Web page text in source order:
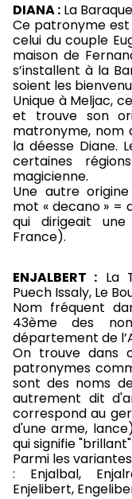
DIANA : La
Ce patronyme
celui du couple
maison de
s’installent à la
soient les
Unique à Meljac,
et trouve son
matronyme, nom
la déesse Diane.
certaines
magicienne.
Une autre
mot « decano » =
qui dirigeait
France).
ENJALBERT : La
Puech Issaly, Le
Nom fréquent
43ème des
département de
On trouve dans
patronymes
sont des noms
autrement dit
correspond au
d'une arme,
qui signifie
Parmi les
: Enjalbal,
Enjelibert,